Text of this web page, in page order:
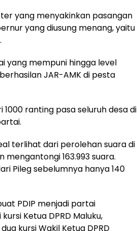
yang menyakinkan pasangan
yang diusung menang, yaitu
yang mempuni hingga level
JAR-AMK di pesta
1000 ranting pasa seluruh desa di
terlihat dari perolehan suara di
mengantongi 163.993 suara.
Pileg sebelumnya hanya 140
PDIP menjadi partai
Ketua DPRD Maluku,
kursi Wakil Ketua DPRD